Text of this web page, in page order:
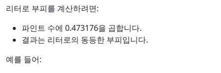
리터로 부피를 계산하려면:
파인트 수에 0.473176을 곱합니다.
결과는 리터로의 동등한 부피입니다.
예를 들어: